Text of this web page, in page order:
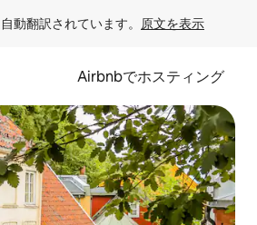
動翻訳されています。 原文を表示
Airbnbでホスティング